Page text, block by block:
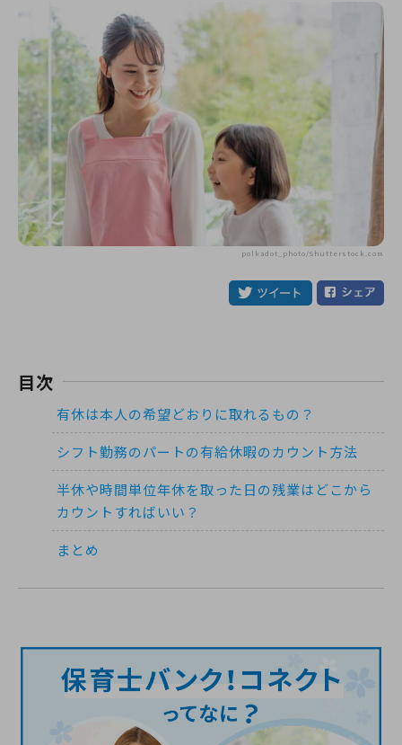
polkadot_photo/Shutterstock.com
目次
有休は本人の希望どおりに取れるもの？
シフト勤務のパートの有給休暇のカウント方法
半休や時間単位年休を取った日の残業はどこから
カウントすればいい？
まとめ